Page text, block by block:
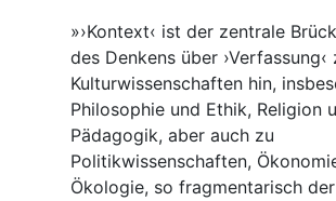
»›Kontext‹ ist der zentrale
des Denkens über ›Verfassung‹
Kulturwissenschaften hin,
Philosophie und Ethik, Religion
Pädagogik, aber auch zu
Politikwissenschaften,
Ökologie, so fragmentarisch der